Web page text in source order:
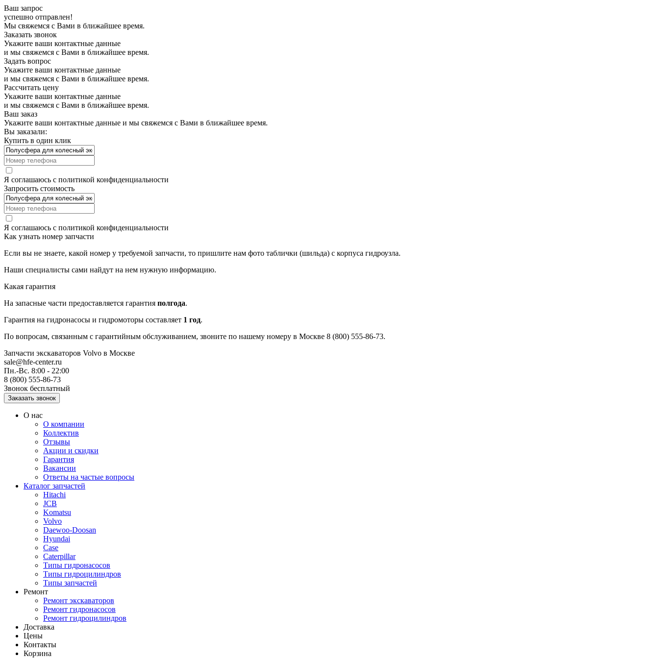
Ваш запрос
успешно отправлен!
Мы свяжемся с Вами в ближайшее время.
Заказать звонок
Укажите ваши контактные данные
и мы свяжемся с Вами в ближайшее время.
Задать вопрос
Укажите ваши контактные данные
и мы свяжемся с Вами в ближайшее время.
Рассчитать цену
Укажите ваши контактные данные
и мы свяжемся с Вами в ближайшее время.
Ваш заказ
Укажите ваши контактные данные и мы свяжемся с Вами в ближайшее время.
Вы заказали:
Купить в один клик
Я соглашаюсь с политикой конфиденциальности
Запросить стоимость
Я соглашаюсь с политикой конфиденциальности
Как узнать номер запчасти
Если вы не знаете, какой номер у требуемой запчасти, то пришлите нам фото таблички (шильда) с корпуса гидроузла.
Наши специалисты сами найдут на нем нужную информацию.
Какая гарантия
На запасные части предоставляется гарантия полгода.
Гарантия на гидронасосы и гидромоторы составляет 1 год.
По вопросам, связанным с гарантийным обслуживанием, звоните по нашему номеру в Москве 8 (800) 555-86-73.
Запчасти экскаваторов Volvo в Москве
sale@hfe-center.ru
Пн.-Вс. 8:00 - 22:00
8 (800) 555-86-73
Звонок бесплатный
О нас
О компании
Коллектив
Отзывы
Акции и скидки
Гарантия
Вакансии
Ответы на частые вопросы
Каталог запчастей
Hitachi
JCB
Komatsu
Volvo
Daewoo-Doosan
Hyundai
Case
Caterpillar
Типы гидронасосов
Типы гидроцилиндров
Типы запчастей
Ремонт
Ремонт экскаваторов
Ремонт гидронасосов
Ремонт гидроцилиндров
Доставка
Цены
Контакты
Корзина